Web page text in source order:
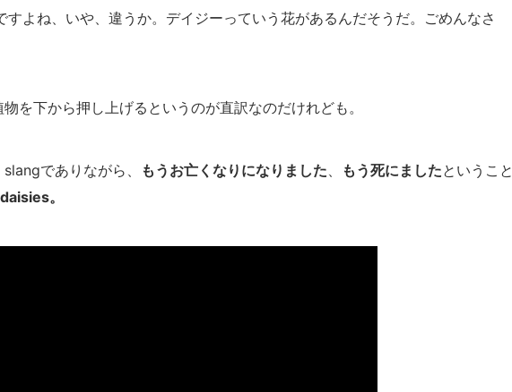
よね、いや、違うか。デイジーっていう花があるんだそうだ。ごめんなさ
を下から押し上げるというのが直訳なのだけれども。
でありながら、 もうお亡くなりになりました、 もう死にましたということ
。